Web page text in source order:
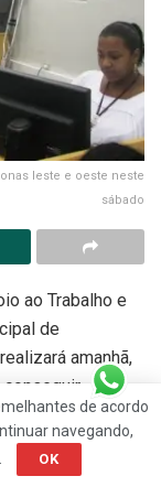
leste e oeste neste
sábado
ao Trabalho e
de
amanhã,
conseguir
zonas leste e
de trabalho.
de acordo
navegando,
OK